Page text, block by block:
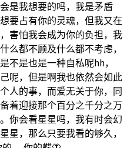
是我想要的吗，我是矛盾
要占有你的灵魂，但我又在
害怕我会成为你的负担，我
么都不顾及什么都不考虑，
不是也是一种自私呢hh，
呢，但是啊我也依然会如此
人的事，而爱无关于你，同
着迎接那个百分之千分之万
你会看星星吗，我有时会幻
星，那么只要我看的够久，